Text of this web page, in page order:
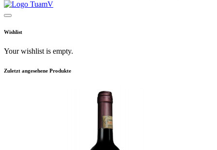
Wishlist
Your wishlist is empty.
Zuletzt angesehene Produkte